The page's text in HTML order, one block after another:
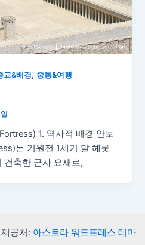
교&배경, 중동&여행
1. 역사적 배경 안토
는 기원전 1세기 말 헤롯
축한 군사 요새로,
공처: 아스트라 워드프레스 테마